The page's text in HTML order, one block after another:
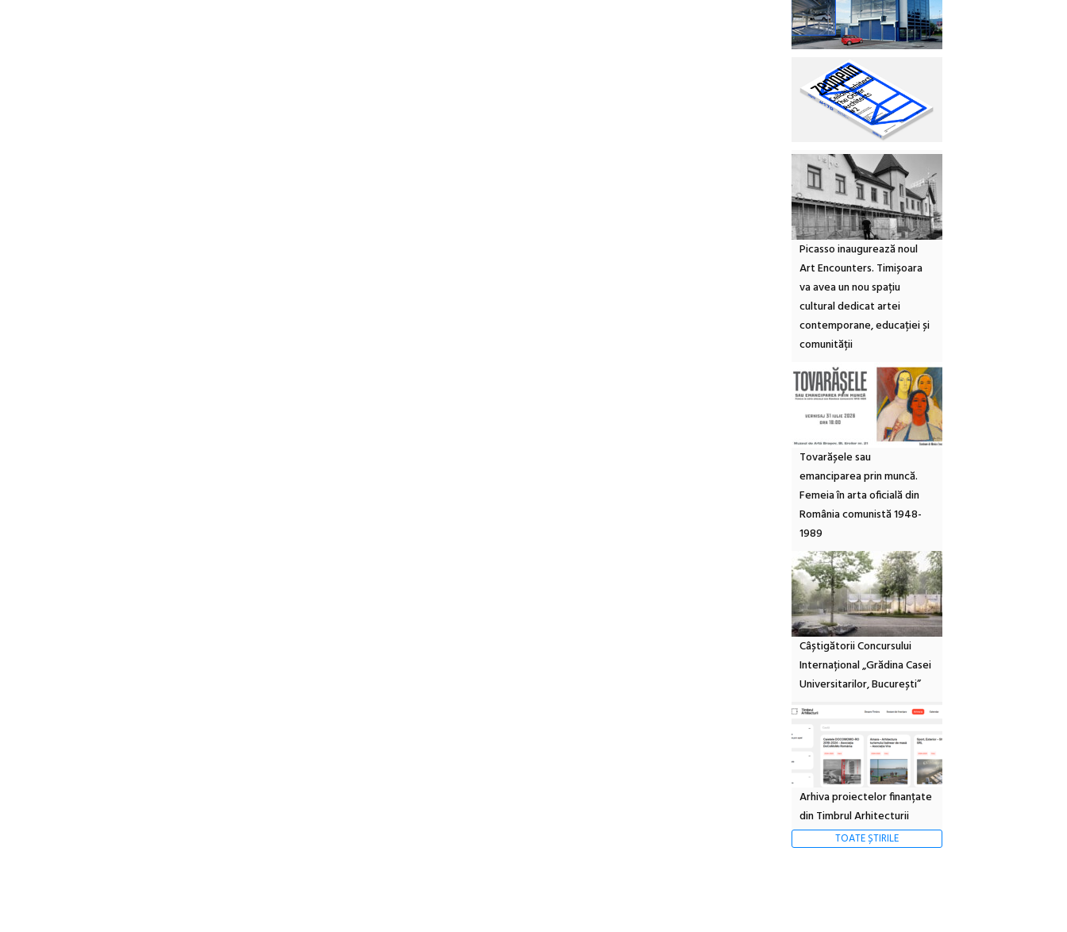
Picasso inaugurează noul
Art Encounters. Timișoara
va avea un nou spațiu
cultural dedicat artei
contemporane, educației și
comunității
Tovarășele sau
emanciparea prin muncă.
Femeia în arta oficială din
România comunistă 1948-
1989
Câștigătorii Concursului
Internațional „Grădina Casei
Universitarilor, București”
Arhiva proiectelor finanțate
din Timbrul Arhitecturii
TOATE ȘTIRILE